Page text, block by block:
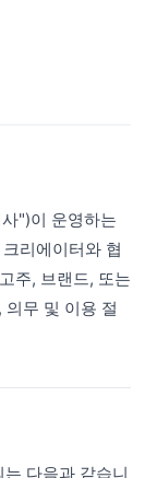
")이 운영하는
리에이터와 협
주, 브랜드, 또는
무 및 이용 절
다음과 같습니